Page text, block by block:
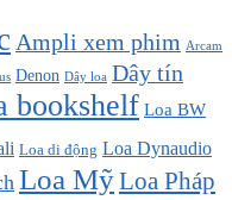
Ampli xem phim Arcam
Denon Dây loa Dây tín
bookshelf Loa BW
Loa di động Loa Dynaudio
Loa MỹLoa Pháp